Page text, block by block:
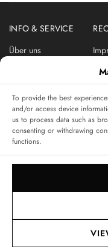
To provide the best
and/or access device
us to process data such as
consenting or withdrawing
functions.
INFO & SERVICE
Über uns
ABONNIEREN SIE DEN
Das unabhängige
© 2017-2026, SWISSWATCHES